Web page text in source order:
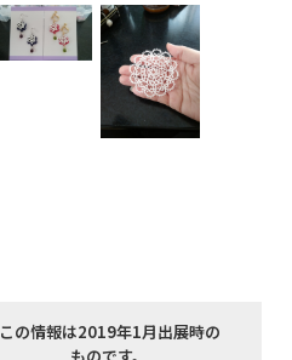
この情報は2019年1月出展時の
ものです。